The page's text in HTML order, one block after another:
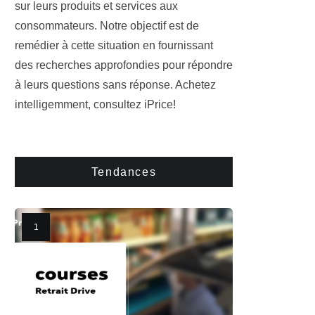
sur leurs produits et services aux
consommateurs. Notre objectif est de
remédier à cette situation en fournissant
des recherches approfondies pour répondre
à leurs questions sans réponse. Achetez
intelligemment, consultez iPrice!
Tendances